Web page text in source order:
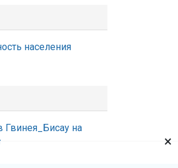
населения
Гвинея_Бисау на
×